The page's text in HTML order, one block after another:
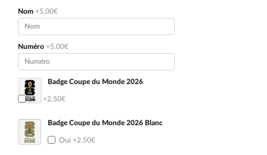
Nom +5.00€
Numéro +5.00€
Badge Coupe du Monde 2026
Oui +2.50€
Badge Coupe du Monde 2026 Blanc
Oui +2.50€